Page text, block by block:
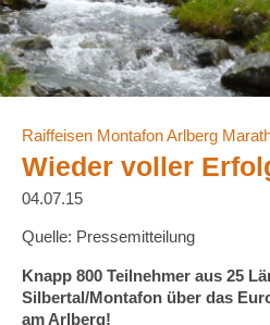
Raiffeisen Montafon Arlberg
Wieder voller
04.07.15
Quelle: Pressemitteilung
Knapp 800 Teilnehmer aus 25
Silbertal/Montafon über das
am Arlberg!